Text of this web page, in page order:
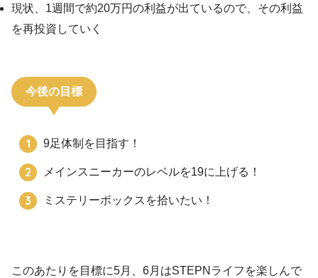
現状、1週間で約20万円の利益が出ているので、その利益
を再投資していく
今後の目標
9足体制を目指す！
メインスニーカーのレベルを19に上げる！
ミステリーボックスを拾いたい！
このあたりを目標に5月、6月はSTEPNライフを楽しんで